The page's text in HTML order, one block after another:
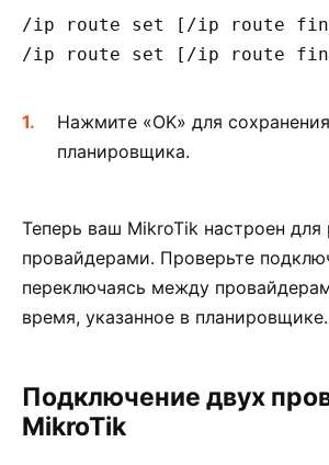
/ip route set [/ip route find
Нажмите «OK» для
планировщика.
Теперь ваш MikroTik настроен
провайдерами. Проверьте
переключаясь между
время, указанное в планировщике.
Подключение двух
MikroTik